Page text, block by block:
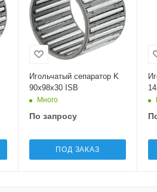
Игольчатый сепаратор K
90x98x30 ISB
Много
По запросу
ПОД ЗАКАЗ